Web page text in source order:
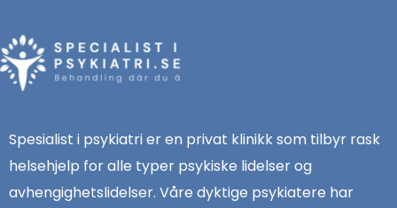
Spesialist i psykiatri er en privat klinikk som tilbyr rask
helsehjelp for alle typer psykiske lidelser og
avhengighetslidelser. Våre dyktige psykiatere har